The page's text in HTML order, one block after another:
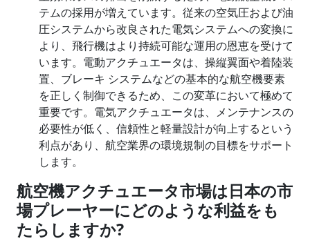
テムの採用が増えています。従来の空気圧および油
圧システムから改良された電気システムへの変換に
より、飛行機はより持続可能な運用の恩恵を受けて
います。電動アクチュエータは、操縦翼面や着陸装
置、ブレーキ システムなどの基本的な航空機要素
を正しく制御できるため、この変革において極めて
重要です。電気アクチュエータは、メンテナンスの
必要性が低く、信頼性と軽量設計が向上するという
利点があり、航空業界の環境規制の目標をサポート
します。
航空機アクチュエータ市場は日本の市
場プレーヤーにどのような利益をも
たらしますか?